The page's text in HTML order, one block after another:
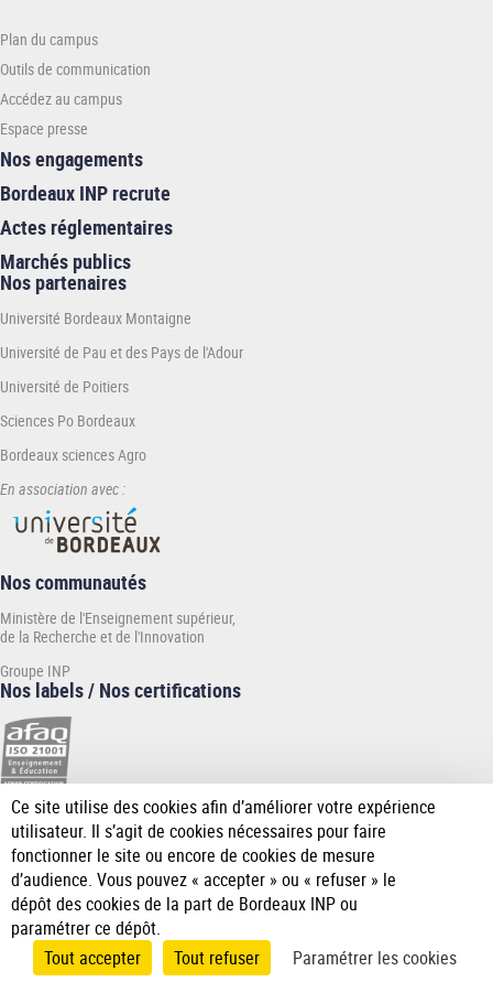
ENSTBB
Plan du campus
Outils de communication
Accédez au campus
Espace presse
Nos engagements
Bordeaux INP recrute
Actes réglementaires
Marchés publics
Nos partenaires
Université Bordeaux Montaigne
Université de Pau et des Pays de l'Adour
Université de Poitiers
Sciences Po Bordeaux
Bordeaux sciences Agro
En association avec :
Nos communautés
Ministère de l'Enseignement supérieur,
de la Recherche et de l'Innovation
Groupe INP
Nos labels / Nos certifications
AccueilMentions
Données
AccessibilitéGérer les
Ce site utilise des cookies afin d’améliorer votre expérience
utilisateur. Il s’agit de cookies nécessaires pour faire
fonctionner le site ou encore de cookies de mesure
d’audience. Vous pouvez « accepter » ou « refuser » le
dépôt des cookies de la part de Bordeaux INP ou
paramétrer ce dépôt.
Tout accepter Tout refuser Paramétrer les cookies